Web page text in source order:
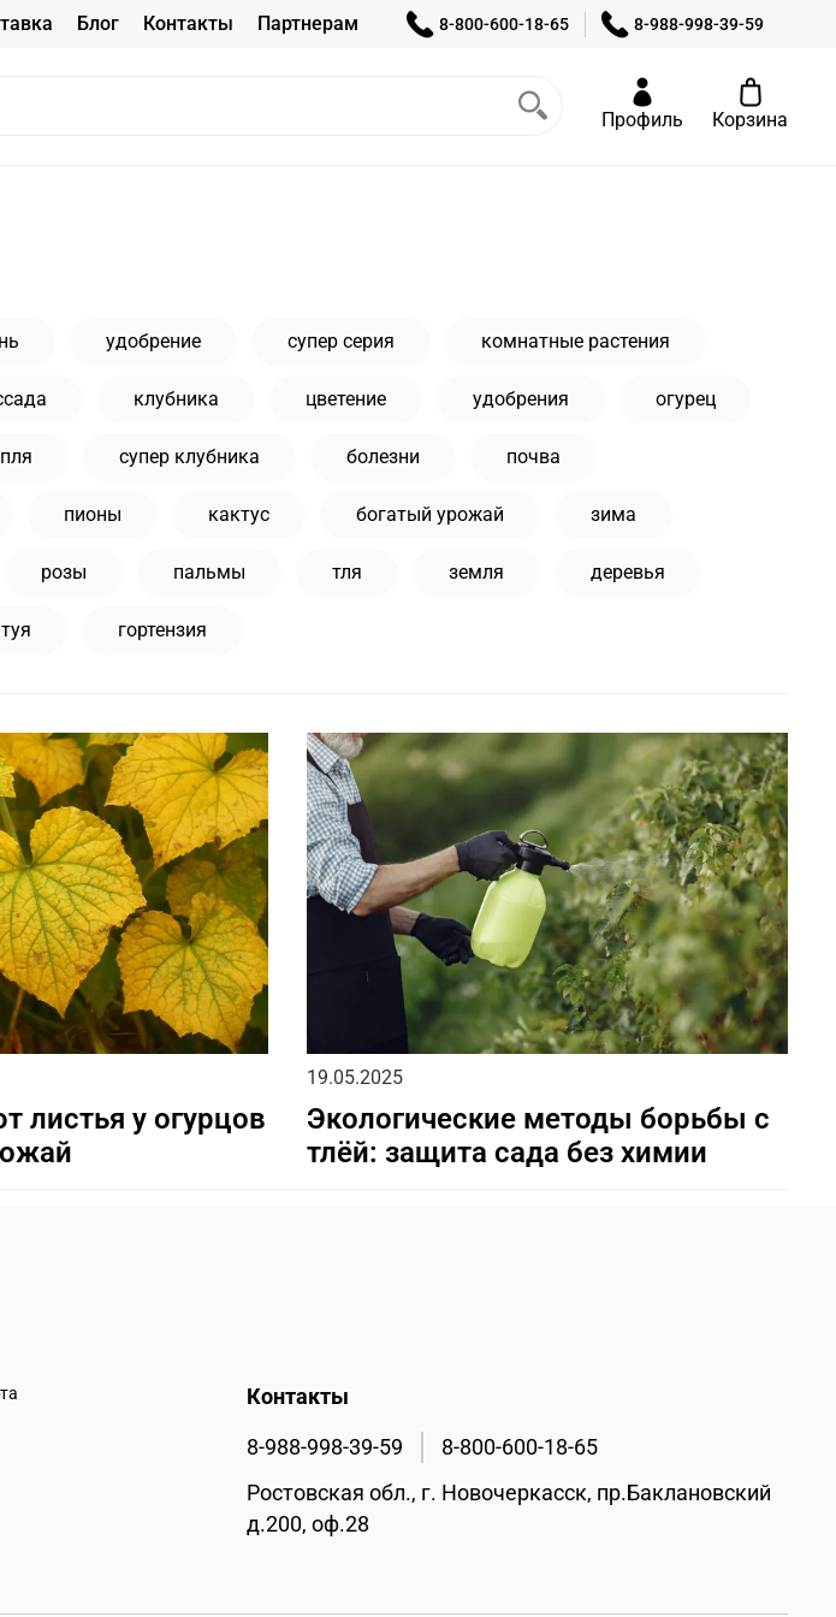
Блог Контакты Партнерам 8-800-600-18-65 8-988-998-39-59
Профиль Корзина
удобрение супер серия комнатные растения
клубника цветение удобрения огурец
супер клубника болезни почва
пионы кактус богатый урожай зима
розы пальмы тля земля деревья
туя гортензия
листья у огурцов
19.05.2025
Экологические методы борьбы с
тлёй: защита сада без химии
Контакты
8-988-998-39-59
8-800-600-18-65
Ростовская обл., г. Новочеркасск, пр.Баклановский
д.200, оф.28